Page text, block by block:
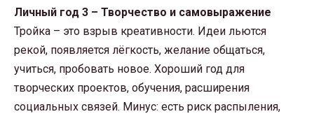
Личный год 3 – Творчество и самовыражение
Тройка – это взрыв креативности. Идеи льются
рекой, появляется лёгкость, желание общаться,
учиться, пробовать новое. Хороший год для
творческих проектов, обучения, расширения
социальных связей. Минус: есть риск распыления,